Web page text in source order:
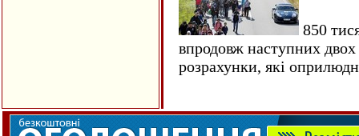
850
впродовж наступних
розрахунки, які